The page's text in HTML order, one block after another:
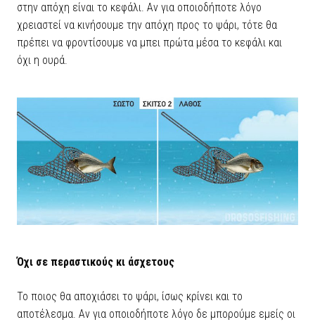
στην απόχη είναι το κεφάλι. Αν για οποιοδήποτε λόγο
χρειαστεί να κινήσουμε την απόχη προς το ψάρι, τότε θα
πρέπει να φροντίσουμε να μπει πρώτα μέσα το κεφάλι και
όχι η ουρά.
Όχι σε περαστικούς κι άσχετους
Το ποιος θα αποχιάσει το ψάρι, ίσως κρίνει και το
αποτέλεσμα. Αν για οποιοδήποτε λόγο δε μπορούμε εμείς οι